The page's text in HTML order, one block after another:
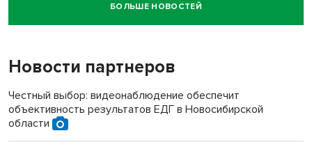
Новосибирский суд наказал водителя за смерть
пенсионерки на вокзале
БОЛЬШЕ НОВОСТЕЙ
Новости партнеров
Честный выбор: видеонаблюдение обеспечит
объективность результатов ЕДГ в Новосибирской
области